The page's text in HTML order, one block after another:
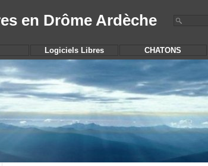
en Drôme Ardèche
Logiciels Libres CHATONS